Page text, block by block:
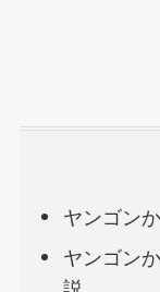
ヤンゴン
ヤンゴン